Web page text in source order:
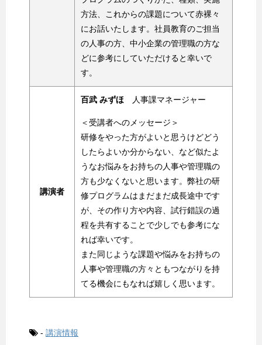
方法、これからの課題について赤裸々
にお話いたします。社員教育のご担当
の人事の方、中小企業の管理職の方な
どに参考にしていただけると幸いで
す。
講演者
百武 みずほ 人事課マネージャー
＜受講者へのメッセージ＞
研修をやった方がよいと思うけどどう
したらよいか分からない、など似たよ
うなお悩みをお持ちの人事や管理職の
方も少なくないと思います。弊社の研
修プログラムはまだまだ成長途中です
が、その作り方や内容、試行錯誤の過
程を共有することで少しでも参考にな
れば幸いです。
また同じような課題や悩みをお持ちの
人事や管理職の方々ともつながりを持
てる機会にもなれば嬉しく思います。
- 講演情報